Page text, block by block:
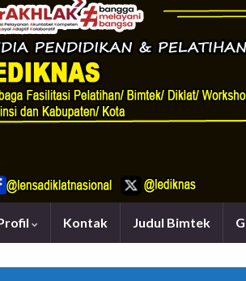
Kontak Judul Bimtek